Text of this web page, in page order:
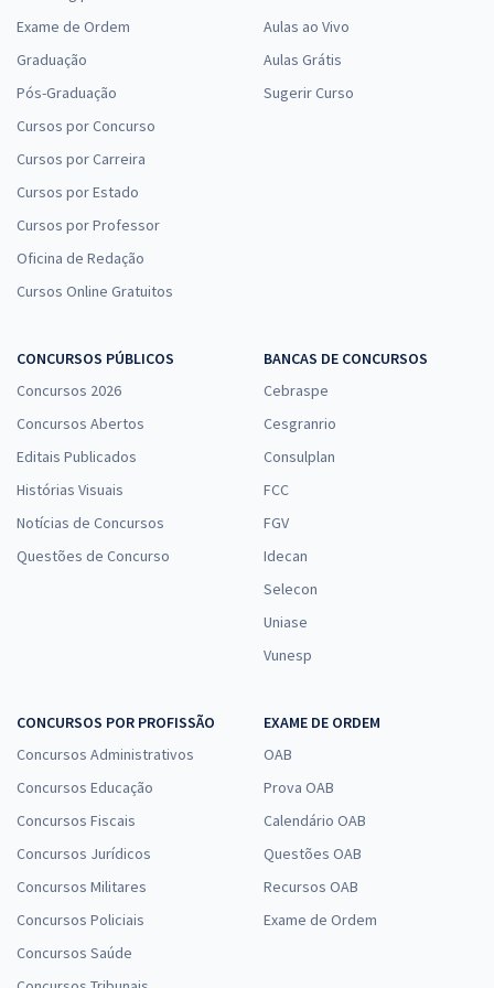
Exame de Ordem
Graduação
Pós-Graduação
Cursos por Concurso
Cursos por Carreira
Cursos por Estado
Cursos por Professor
Oficina de Redação
Cursos Online Gratuitos
Aulas ao Vivo
Aulas Grátis
Sugerir Curso
CONCURSOS PÚBLICOS
Concursos 2026
Concursos Abertos
Editais Publicados
Histórias Visuais
Notícias de Concursos
Questões de Concurso
BANCAS DE CONCURSOS
Cebraspe
Cesgranrio
Consulplan
FCC
FGV
Idecan
Selecon
Uniase
Vunesp
CONCURSOS POR PROFISSÃO
Concursos Administrativos
Concursos Educação
Concursos Fiscais
Concursos Jurídicos
Concursos Militares
Concursos Policiais
Concursos Saúde
EXAME DE ORDEM
OAB
Prova OAB
Calendário OAB
Questões OAB
Recursos OAB
Exame de Ordem